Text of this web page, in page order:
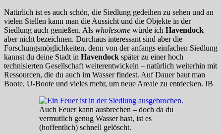
Natürlich ist es auch schön, die Siedlung gedeihen zu sehen und an
vielen Stellen kann man die Aussicht und die Objekte in der
Siedlung auch genießen. Als wholesome würde ich Havendock
aber nicht bezeichnen. Durchaus interessant sind aber die
Forschungsmöglichkeiten, denn von der anfangs einfachen Siedlung
kannst du deine Stadt in Havendock später zu einer hoch
technisierten Gesellschaft weiterentwickeln – natürlich weiterhin mit
Ressourcen, die du auch im Wasser findest. Auf Dauer baut man
Boote, U-Boote und vieles mehr, um neue Areale zu entdecken. !B
Auch Feuer kann ausbrechen – doch da du
vermutlich genug Wasser hast, ist es
(hoffentlich) schnell gelöscht.